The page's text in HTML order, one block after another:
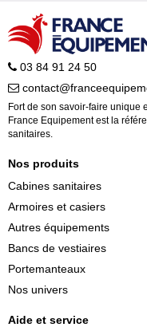
03 84 91 24 50
Fort de son savoir-faire unique
France Equipement est la
sanitaires.
Nos produits
Cabines sanitaires
Armoires et casiers
Autres équipements
Bancs de vestiaires
Portemanteaux
Nos univers
Aide et service